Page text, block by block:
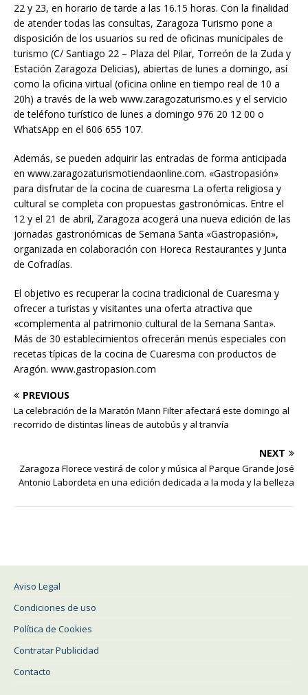
22 y 23, en horario de tarde a las 16.15 horas. Con la finalidad
de atender todas las consultas, Zaragoza Turismo pone a
disposición de los usuarios su red de oficinas municipales de
turismo (C/ Santiago 22 – Plaza del Pilar, Torreón de la Zuda y
Estación Zaragoza Delicias), abiertas de lunes a domingo, así
como la oficina virtual (oficina online en tiempo real de 10 a
20h) a través de la web www.zaragozaturismo.es y el servicio
de teléfono turístico de lunes a domingo 976 20 12 00 o
WhatsApp en el 606 655 107.
Además, se pueden adquirir las entradas de forma anticipada
en www.zaragozaturismotiendaonline.com. «Gastropasión»
para disfrutar de la cocina de cuaresma La oferta religiosa y
cultural se completa con propuestas gastronómicas. Entre el
12 y el 21 de abril, Zaragoza acogerá una nueva edición de las
jornadas gastronómicas de Semana Santa «Gastropasión»,
organizada en colaboración con Horeca Restaurantes y Junta
de Cofradías.
El objetivo es recuperar la cocina tradicional de Cuaresma y
ofrecer a turistas y visitantes una oferta atractiva que
«complementa al patrimonio cultural de la Semana Santa».
Más de 30 establecimientos ofrecerán menús especiales con
recetas típicas de la cocina de Cuaresma con productos de
Aragón. www.gastropasion.com
PREVIOUS
La celebración de la Maratón Mann Filter afectará este domingo al
recorrido de distintas líneas de autobús y al tranvía
NEXT
Zaragoza Florece vestirá de color y música al Parque Grande José
Antonio Labordeta en una edición dedicada a la moda y la belleza
Aviso Legal
Condiciones de uso
Política de Cookies
Contratar Publicidad
Contacto